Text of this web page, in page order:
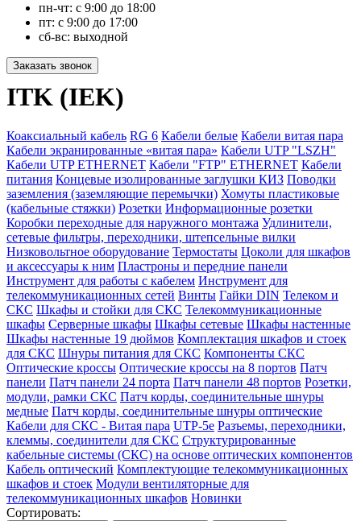
пн-чт: с 9:00 до 18:00
пт: с 9:00 до 17:00
сб-вс: выходной
ITK (IEK)
Коаксиальный кабель RG 6 Кабели белые Кабели витая пара
Кабели экранированные «витая пара» Кабели UTP "LSZH"
Кабели UTP ETHERNET Кабели "FTP" ETHERNET Кабели
питания Концевые изолированные заглушки КИЗ Поводки
заземления (заземляющие перемычки) Хомуты пластиковые
(кабельные стяжки) Розетки Информационные розетки
Коробки переходные для наружного монтажа Удлинители,
сетевые фильтры, переходники, штепсельные вилки
Низковольтное оборудование Термостаты Цоколи для шкафов
и аксессуары к ним Пластроны и передние панели
Инструмент для работы с кабелем Инструмент для
телекоммуникационных сетей Винты Гайки DIN Телеком и
СКС Шкафы и стойки для СКС Телекоммуникационные
шкафы Серверные шкафы Шкафы сетевые Шкафы настенные
Шкафы настенные 19 дюймов Комплектация шкафов и стоек
для СКС Шнуры питания для СКС Компоненты СКС
Оптические кроссы Оптические кроссы на 8 портов Патч
панели Патч панели 24 порта Патч панели 48 портов Розетки,
модули, рамки СКС Патч корды, соединительные шнуры
медные Патч корды, соединительные шнуры оптические
Кабели для СКС - Витая пара UTP-5e Разъемы, переходники,
клеммы, соединители для СКС Структурированные
кабельные системы (СКС) на основе оптических компонентов
Кабель оптический Комплектующие телекоммуникационных
шкафов и стоек Модули вентиляторные для
телекоммуникационных шкафов Новинки
Сортировать: